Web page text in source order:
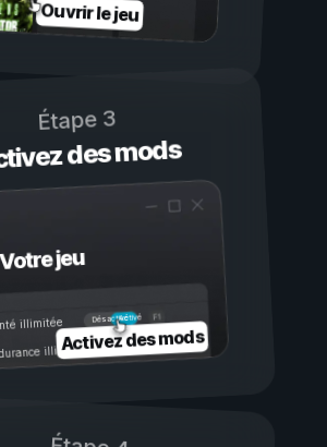
Ouvrir le jeu
Étape 3
des mods
jeu
Activé
Désactivé
illimitée
illimitée
Activez des mods